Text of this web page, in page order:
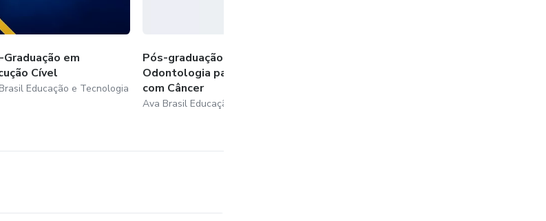
Graduação em
Cível
Educação e Tecnologia
Pós-graduação em
Odontologia para Paciente
com Câncer
Ava Brasil Educação e Tecnologia